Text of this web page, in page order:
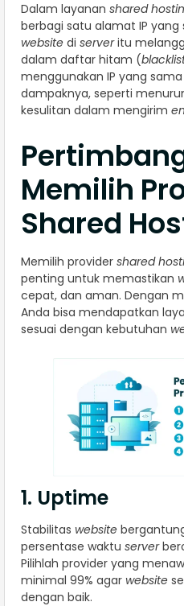
Dalam layanan shared
berbagi satu alamat IP yang
website di serveritu
dalam daftar hitam (
menggunakan IP yang
dampaknya, seperti
kesulitan dalam mengirim
Memilih
Shared
Memilih provider shared
penting untuk memastikan
cepat, dan aman. Dengan
Anda bisa mendapatkan
sesuai dengan kebutuhan
1. Uptime
Stabilitas website
persentase waktu server
Pilihlah provider yang
minimal 99% agar website
dengan baik.